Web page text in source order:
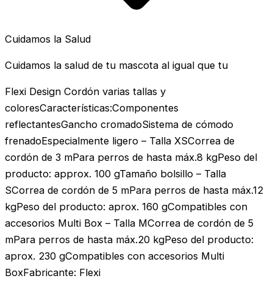
Cuidamos la Salud
Cuidamos la salud de tu mascota al igual que tu
Flexi Design Cordón varias tallas y
coloresCaracterísticas:Componentes
reflectantesGancho cromadoSistema de cómodo
frenadoEspecialmente ligero – Talla XSCorrea de
cordón de 3 mPara perros de hasta máx.8 kgPeso del
producto: approx. 100 gTamaño bolsillo – Talla
SCorrea de cordón de 5 mPara perros de hasta máx.12
kgPeso del producto: aprox. 160 gCompatibles con
accesorios Multi Box – Talla MCorrea de cordón de 5
mPara perros de hasta máx.20 kgPeso del producto:
aprox. 230 gCompatibles con accesorios Multi
BoxFabricante: Flexi